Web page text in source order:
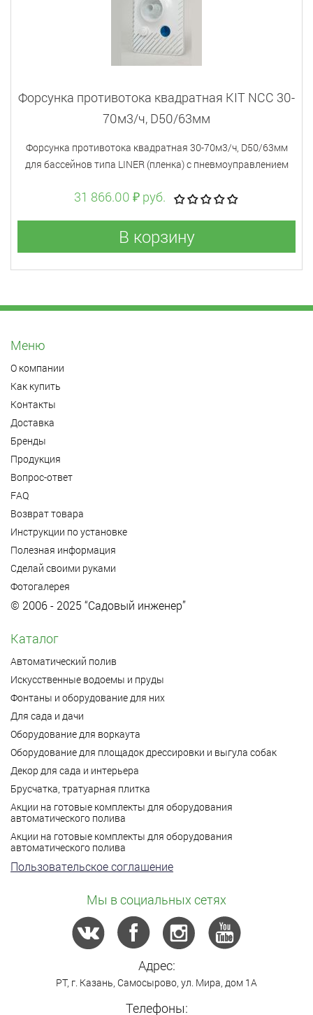
Форсунка противотока квадратная KIT NCC 30-
70м3/ч, D50/63мм
Форсунка противотока квадратная 30-70м3/ч, D50/63мм
для бассейнов типа LINER (пленка) с пневмоуправлением
31 866.00 ₽ руб.
В корзину
Меню
О компании
Как купить
Контакты
Доставка
Бренды
Продукция
Вопрос-ответ
FAQ
Возврат товара
Инструкции по установке
Полезная информация
Сделай своими руками
Фотогалерея
© 2006 - 2025 “Садовый инженер”
Каталог
Автоматический полив
Искусственные водоемы и пруды
Фонтаны и оборудование для них
Для сада и дачи
Оборудование для воркаута
Оборудование для площадок дрессировки и выгула собак
Декор для сада и интерьера
Брусчатка, тратуарная плитка
Акции на готовые комплекты для оборудования
автоматического полива
Акции на готовые комплекты для оборудования
автоматического полива
Пользовательское соглашение
Мы в социальных сетях
Адрес:
РТ, г. Казань Самосырово ул. Мира, дом 1А
Телефоны: